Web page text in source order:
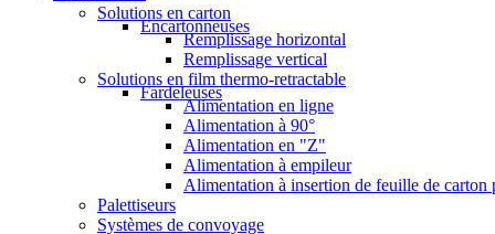
Solutions en carton
Encartonneuses
Remplissage horizontal
Remplissage vertical
Solutions en film thermo-retractable
Fardeleuses
Alimentation en ligne
Alimentation à 90°
Alimentation en "Z"
Alimentation à empileur
Alimentation à insertion de feuille de carton
Palettiseurs
Systèmes de convoyage